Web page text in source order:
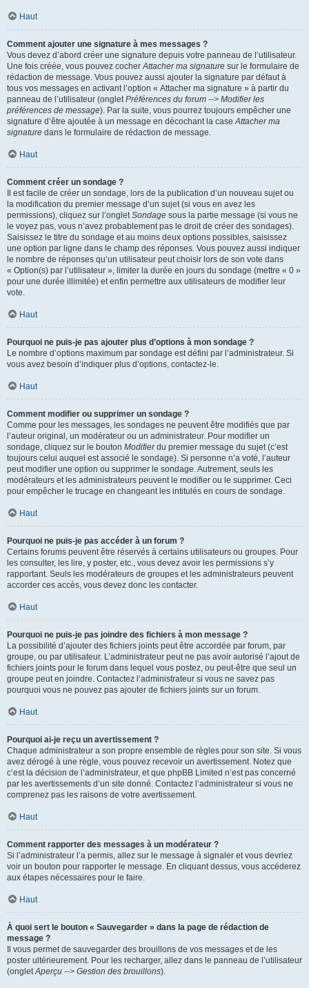
Haut
Comment ajouter une signature à mes messages ?
Vous devez d’abord créer une signature depuis votre panneau de l’utilisateur.
Une fois créée, vous pouvez cocherAttacher ma signature sur le formulaire de
rédaction de message. Vous pouvez aussi ajouter la signature par défaut à
tous vos messages en activant l’option « Attacher ma signature » à partir du
panneau de l’utilisateur (ongletPréférences du forum --> Modifier les
préférences de message). Par la suite, vous pourrez toujours empêcher une
signature d’être ajoutée à un message en décochant la caseAttacher ma
signature dans le formulaire de rédaction de message.
Haut
Comment créer un sondage ?
Il est facile de créer un sondage, lors de la publication d’un nouveau sujet ou
la modification du premier message d’un sujet (si vous en avez les
permissions), cliquez sur l’ongletSondage sous la partie message (si vous ne
le voyez pas, vous n’avez probablement pas le droit de créer des sondages).
Saisissez le titre du sondage et au moins deux options possibles, saisissez
une option par ligne dans le champ des réponses. Vous pouvez aussi indiquer
le nombre de réponses qu’un utilisateur peut choisir lors de son vote dans
« Option(s) par l’utilisateur », limiter la durée en jours du sondage (mettre « 0 »
pour une durée illimitée) et enfin permettre aux utilisateurs de modifier leur
vote.
Haut
Pourquoi ne puis-je pas ajouter plus d’options à mon sondage ?
Le nombre d’options maximum par sondage est défini par l’administrateur. Si
vous avez besoin d’indiquer plus d’options, contactez-le.
Haut
Comment modifier ou supprimer un sondage ?
Comme pour les messages, les sondages ne peuvent être modifiés que par
l’auteur original, un modérateur ou un administrateur. Pour modifier un
sondage, cliquez sur le bouton Modifierdu premier message du sujet (c’est
toujours celui auquel est associé le sondage). Si personne n’a voté, l’auteur
peut modifier une option ou supprimer le sondage. Autrement, seuls les
modérateurs et les administrateurs peuvent le modifier ou le supprimer. Ceci
pour empêcher le trucage en changeant les intitulés en cours de sondage.
Haut
Pourquoi ne puis-je pas accéder à un forum ?
Certains forums peuvent être réservés à certains utilisateurs ou groupes. Pour
les consulter, les lire, y poster, etc., vous devez avoir les permissions s’y
rapportant. Seuls les modérateurs de groupes et les administrateurs peuvent
accorder ces accès, vous devez donc les contacter.
Haut
Pourquoi ne puis-je pas joindre des fichiers à mon message ?
La possibilité d’ajouter des fichiers joints peut être accordée par forum, par
groupe, ou par utilisateur. L’administrateur peut ne pas avoir autorisé l’ajout de
fichiers joints pour le forum dans lequel vous postez, ou peut-être que seul un
groupe peut en joindre. Contactez l’administrateur si vous ne savez pas
pourquoi vous ne pouvez pas ajouter de fichiers joints sur un forum.
Haut
Pourquoi ai-je reçu un avertissement ?
Chaque administrateur a son propre ensemble de règles pour son site. Si vous
avez dérogé à une règle, vous pouvez recevoir un avertissement. Notez que
c’est la décision de l’administrateur, et que phpBB Limited n’est pas concerné
par les avertissements d’un site donné. Contactez l’administrateur si vous ne
comprenez pas les raisons de votre avertissement.
Haut
Comment rapporter des messages à un modérateur ?
Si l’administrateur l’a permis, allez sur le message à signaler et vous devriez
voir un bouton pour rapporter le message. En cliquant dessus, vous accéderez
aux étapes nécessaires pour le faire.
Haut
À quoi sert le bouton « Sauvegarder » dans la page de rédaction de
message ?
Il vous permet de sauvegarder des brouillons de vos messages et de les
poster ultérieurement. Pour les recharger, allez dans le panneau de l’utilisateur
(ongletAperçu --> Gestion des brouillons).